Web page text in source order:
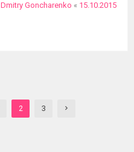
Dmitry Goncharenko « 15.10.2015
2 3